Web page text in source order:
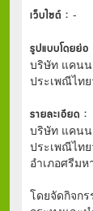
เว็บไซต์ : -
รูปแบบโดยย่อ
บริษัท แคน
ประเพณีไท
รายละเอียด :
บริษัท แคน
ประเพณีไท
อำเภอศรีม
โดยจัดกิจก